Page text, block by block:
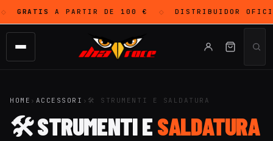
GRATIS A PARTIR DE 100 € DISTRIBUIDOR
HOME › ACCESSORI › 🛠 STRUMENTI E SALDATURA
🛠 STRUMENTI ESALDATURA